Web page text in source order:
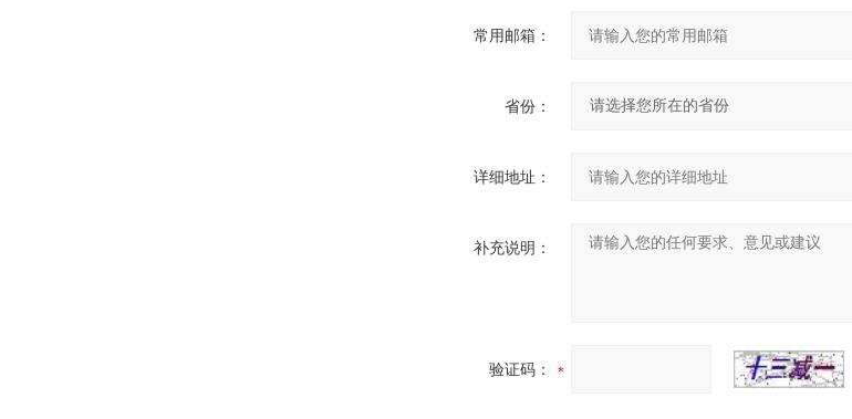
常用邮箱：
省份：
详细地址：
补充说明：
验证码：